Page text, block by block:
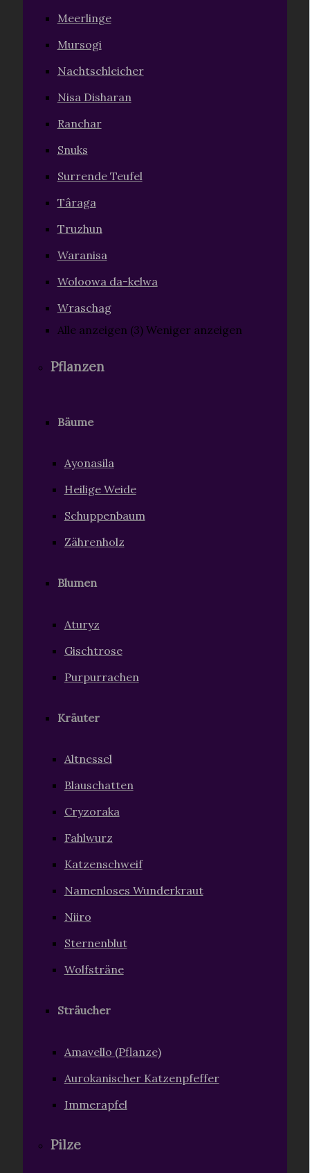
Meerlinge
Mursogi
Nachtschleicher
Nisa Disharan
Ranchar
Snuks
Surrende Teufel
Târaga
Truzhun
Waranisa
Woloowa da-kelwa
Wraschag
Alle anzeigen (3) Weniger anzeigen
Pflanzen
Bäume
Ayonasila
Heilige Weide
Schuppenbaum
Zährenholz
Blumen
Aturyz
Gischtrose
Purpurrachen
Kräuter
Altnessel
Blauschatten
Cryzoraka
Fahlwurz
Katzenschweif
Namenloses Wunderkraut
Niiro
Sternenblut
Wolfsträne
Sträucher
Amavello (Pflanze)
Aurokanischer Katzenpfeffer
Immerapfel
Pilze